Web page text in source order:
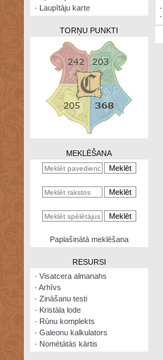
kalkulators
· Laupītāju karte
TORŅU PUNKTI
MEKLĒŠANA
Paplašinātā meklēšana
RESURSI
· Visatcera almanahs
· Arhīvs
· Zināšanu testi
· Kristāla lode
· Rūnu komplekts
· Galeonu kalkulators
· Nomētātās kārtis
·
·